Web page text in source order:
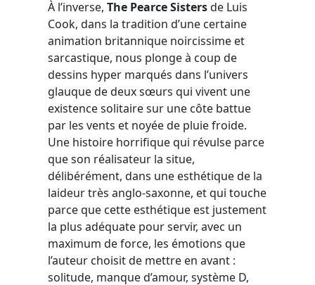
À l’inverse, The Pearce Sistersde Luis
Cook, dans la tradition d’une certaine
animation britannique noircissime et
sarcastique, nous plonge à coup de
dessins hyper marqués dans l’univers
glauque de deux sœurs qui vivent une
existence solitaire sur une côte battue
par les vents et noyée de pluie froide.
Une histoire horrifique qui révulse parce
que son réalisateur la situe,
délibérément, dans une esthétique de la
laideur très anglo-saxonne, et qui touche
parce que cette esthétique est justement
la plus adéquate pour servir, avec un
maximum de force, les émotions que
l’auteur choisit de mettre en avant :
solitude, manque d’amour, système D,